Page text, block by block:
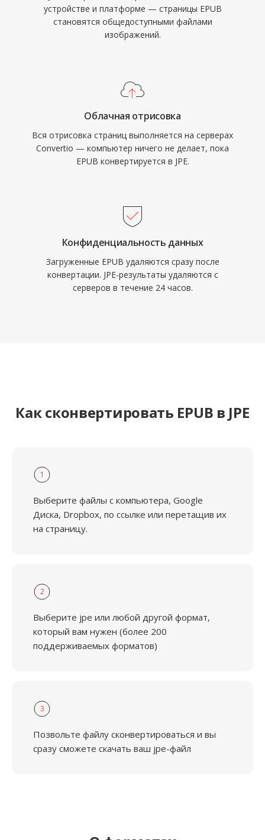
устройстве и платформе — страницы EPUB
становятся общедоступными файлами
изображений.
Облачная отрисовка
Вся отрисовка страниц выполняется на серверах
Convertio — компьютер ничего не делает, пока
EPUB конвертируется в JPE.
Конфиденциальность данных
Загруженные EPUB удаляются сразу после
конвертации. JPE-результаты удаляются с
серверов в течение 24 часов.
Как сконвертировать EPUB в JPE
1
Выберите файлы с компьютера, Google
Диска, Dropbox, по ссылке или перетащив их
на страницу.
2
Выберите jpe или любой другой формат,
который вам нужен (более 200
поддерживаемых форматов)
3
Позвольте файлу сконвертироваться и вы
сразу сможете скачать ваш jpe-файл